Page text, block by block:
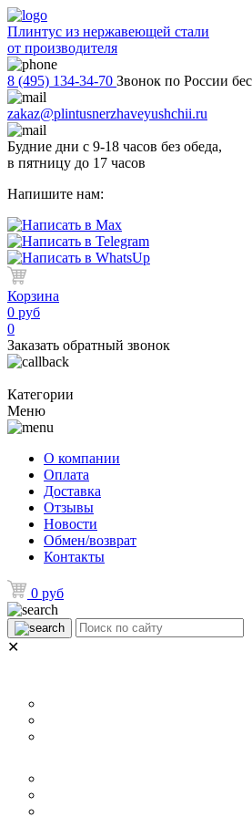
Плинтус из нержавеющей стали
от производителя
8 (495) 134-34-70 Звонок по России
zakaz@plintusnerzhaveyushchii.ru
Будние дни с 9-18 часов без обеда,
в пятницу до 17 часов
Напишите нам:
Корзина
0 руб
0
Заказать обратный звонок
Категории
Меню
О компании
Оплата
Доставка
Отзывы
Новости
Обмен/возврат
Контакты
0 руб
✕